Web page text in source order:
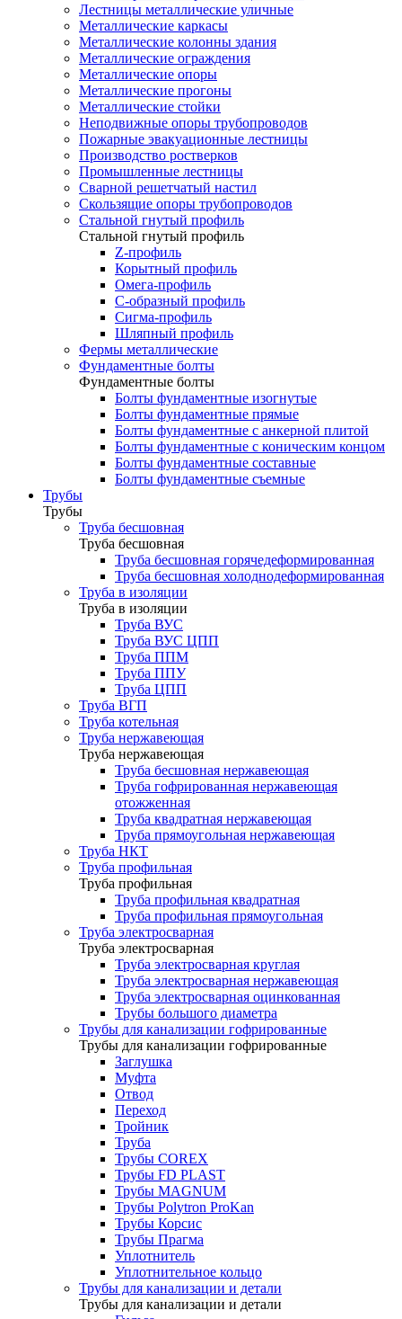
Лестницы металлические уличные
Металлические каркасы
Металлические колонны здания
Металлические ограждения
Металлические опоры
Металлические прогоны
Металлические стойки
Неподвижные опоры трубопроводов
Пожарные эвакуационные лестницы
Производство ростверков
Промышленные лестницы
Сварной решетчатый настил
Скользящие опоры трубопроводов
Стальной гнутый профиль
Стальной гнутый профиль
Z-профиль
Корытный профиль
Омега-профиль
С-образный профиль
Сигма-профиль
Шляпный профиль
Фермы металлические
Фундаментные болты
Фундаментные болты
Болты фундаментные изогнутые
Болты фундаментные прямые
Болты фундаментные с анкерной плитой
Болты фундаментные с коническим концом
Болты фундаментные составные
Болты фундаментные съемные
Трубы
Трубы
Труба бесшовная
Труба бесшовная
Труба бесшовная горячедеформированная
Труба бесшовная холоднодеформированная
Труба в изоляции
Труба в изоляции
Труба ВУС
Труба ВУС ЦПП
Труба ППМ
Труба ППУ
Труба ЦПП
Труба ВГП
Труба котельная
Труба нержавеющая
Труба нержавеющая
Труба бесшовная нержавеющая
Труба гофрированная нержавеющая
отожженная
Труба квадратная нержавеющая
Труба прямоугольная нержавеющая
Труба НКТ
Труба профильная
Труба профильная
Труба профильная квадратная
Труба профильная прямоугольная
Труба электросварная
Труба электросварная
Труба электросварная круглая
Труба электросварная нержавеющая
Труба электросварная оцинкованная
Трубы большого диаметра
Трубы для канализации гофрированные
Трубы для канализации гофрированные
Заглушка
Муфта
Отвод
Переход
Тройник
Труба
Трубы COREX
Трубы FD PLAST
Трубы MAGNUM
Трубы Polytron ProKan
Трубы Корсис
Трубы Прагма
Уплотнитель
Уплотнительное кольцо
Трубы для канализации и детали
Трубы для канализации и детали